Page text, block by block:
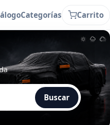
Categorías Carrito
Buscar